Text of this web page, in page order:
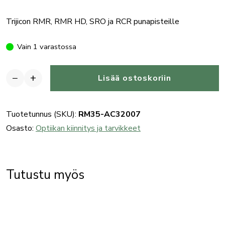
Trijicon RMR, RMR HD, SRO ja RCR punapisteille
Vain 1 varastossa
−
jalusta
ACOG
5.5x)
+ Lisää ostoskoriin
Tuotetunnus (SKU): RM35-AC32007
Osasto: Optiikan kiinnitys ja tarvikkeet
Tutustu myös